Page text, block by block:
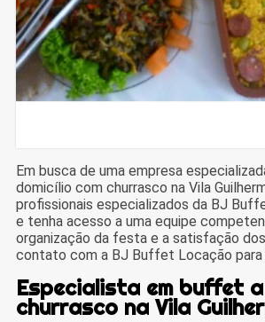
Em busca de uma empresa
domicílio com churrasco na Vila
profissionais especializados da BJ
e tenha acesso a uma equipe
organização da festa e a satisfação
contato com a BJ Buffet Locação para
Especialista em buffet
churrasco na Vila